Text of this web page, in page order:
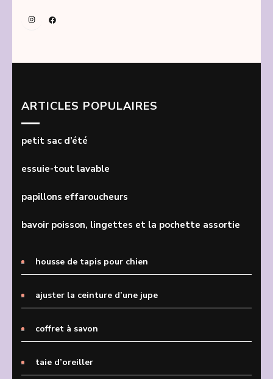
InstagramFacebook
ARTICLES POPULAIRES
petit sac d’été
essuie-tout lavable
papillons effaroucheurs
bavoir poisson, lingettes et la pochette assortie
housse de tapis pour chien
ajuster la ceinture d’une jupe
coffret à savon
taie d’oreiller